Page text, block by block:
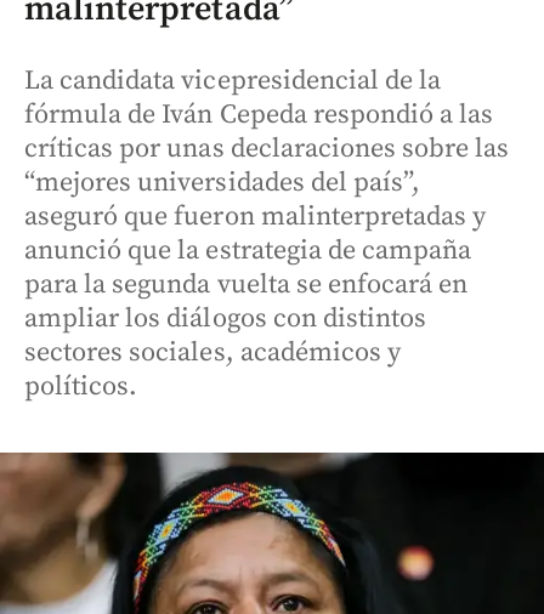
malinterpretada”
La candidata vicepresidencial de la
fórmula de Iván Cepeda respondió a las
críticas por unas declaraciones sobre las
“mejores universidades del país”,
aseguró que fueron malinterpretadas y
anunció que la estrategia de campaña
para la segunda vuelta se enfocará en
ampliar los diálogos con distintos
sectores sociales, académicos y
políticos.